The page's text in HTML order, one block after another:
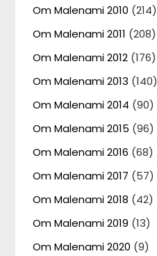
Om Malenami 2010 (214)
Om Malenami 2011 (208)
Om Malenami 2012 (176)
Om Malenami 2013 (140)
Om Malenami 2014 (90)
Om Malenami 2015 (96)
Om Malenami 2016 (68)
Om Malenami 2017 (57)
Om Malenami 2018 (42)
Om Malenami 2019 (13)
Om Malenami 2020 (9)